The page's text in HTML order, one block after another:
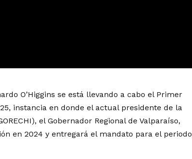
O’Higgins se está llevando a cabo el Primer
instancia en donde el actual presidente de la
el Gobernador Regional de Valparaíso,
en 2024 y entregará el mandato para el periodo